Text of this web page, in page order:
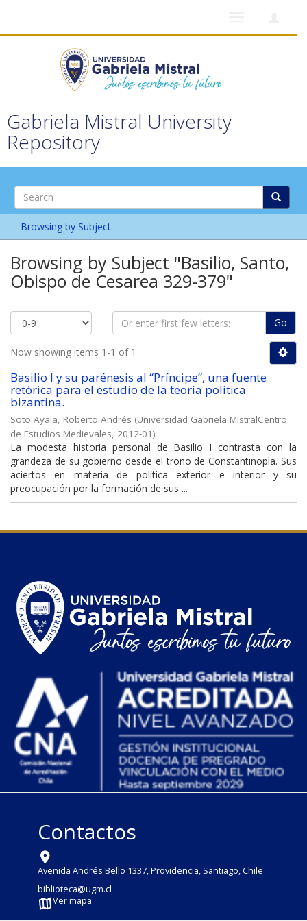
Gabriela Mistral University
Repository
Browsing by Subject
Browsing by Subject "Basilio, Santo,
Obispo de Cesarea 329-379"
Go
Now showing items 1-1 of 1
Basilio I y su parénesis al “Príncipe”, una fuente
retórica para el estudio de la teoría política
bizantina.
Soto Ayala, Roberto Andrés (Universidad Gabriela MistralCentro
de Estudios Medievales, 2012-01)
La modesta historia personal de Basilio I contrasta con la
grandeza de su gobierno desde el trono de Constantinopla. Sus
aciertos en materia de política exterior e interior y su
preocupación por la formación de sus ...
Contactos
Avenida Andrés Bello 1337, Providencia, Santiago, Chile
biblioteca@ugm.cl
Ver mapa